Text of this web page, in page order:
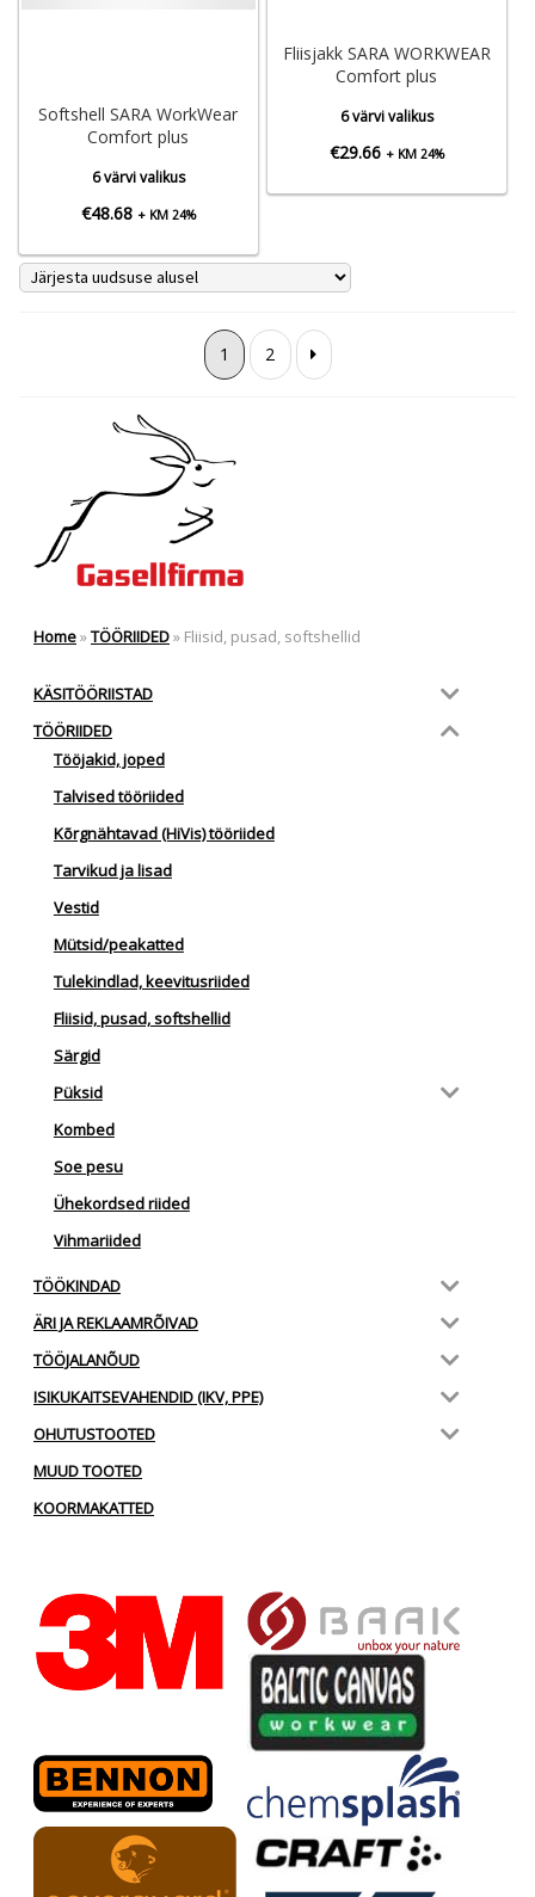
Fliisjakk SARA WORKWEAR
Comfort plus
6 värvi valikus
€29.66 + KM 24%
Softshell SARA WorkWear
Comfort plus
6 värvi valikus
€48.68 + KM 24%
1 2
Home»TÖÖRIIDED» Fliisid, pusad, softshellid
KÄSITÖÖRIISTAD
TÖÖRIIDED
Tööjakid, joped
Talvised tööriided
Kõrgnähtavad (HiVis) tööriided
Tarvikud ja lisad
Vestid
Mütsid/peakatted
Tulekindlad, keevitusriided
Fliisid, pusad, softshellid
Särgid
Püksid
Kombed
Soe pesu
Ühekordsed riided
Vihmariided
TÖÖKINDAD
ÄRI JA REKLAAMRÕIVAD
TÖÖJALANÕUD
ISIKUKAITSEVAHENDID (IKV, PPE)
OHUTUSTOOTED
MUUD TOOTED
KOORMAKATTED